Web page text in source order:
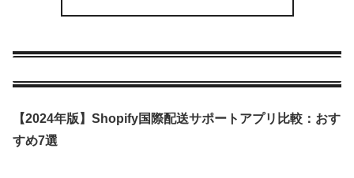
【2024年版】Shopify国際配送サポートアプリ比較：おす
すめ7選